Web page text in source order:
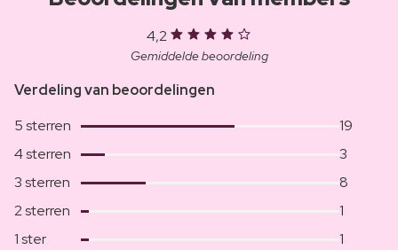
4,2
Gemiddelde beoordeling
Verdeling van beoordelingen
5 sterren
19
4 sterren
3
3 sterren
8
2 sterren
1
1 ster
1